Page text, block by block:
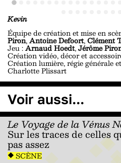
Kevin
Équipe de création et mise en
Piron,Antoine Defoort,Clément
Jeu :Arnaud Hoedt,Jérôme
Création vidéo, décor et
Création lumière, régie générale
Charlotte Plissart
Voir aussi...
Le Voyage de la Vénus
Sur les traces de celles
pas assez
SCÈNE